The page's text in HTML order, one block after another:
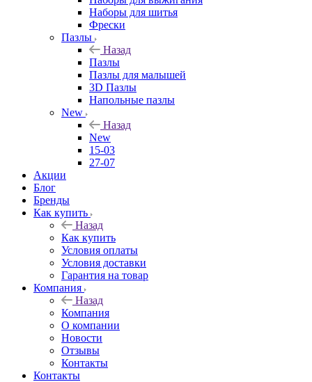
Наборы для шитья
Фрески
Пазлы
Назад
Пазлы
Пазлы для малышей
3D Пазлы
Напольные пазлы
New
Назад
New
15-03
27-07
Акции
Блог
Бренды
Как купить
Назад
Как купить
Условия оплаты
Условия доставки
Гарантия на товар
Компания
Назад
Компания
О компании
Новости
Отзывы
Контакты
Контакты